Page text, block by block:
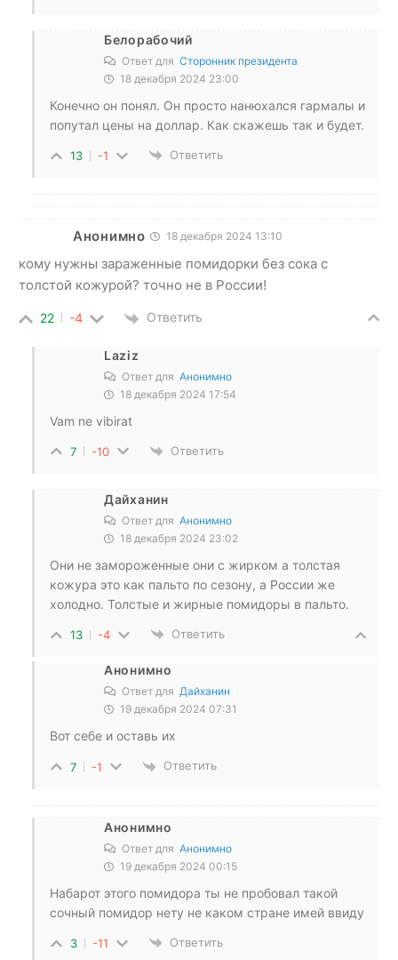
Белорабочий
Ответ для Сторонник президента
18 декабря 2024 23:00
Конечно он понял. Он просто нанюхался гармалы и
попутал цены на доллар. Как скажешь так и будет.
13 -1 Ответить
Анонимно 18 декабря 2024 13:10
кому нужны зараженные помидорки без сока с
толстой кожурой? точно не в России!
22 -4 Ответить
Laziz
Ответ для Анонимно
18 декабря 2024 17:54
Vam ne vibirat
7 -10 Ответить
Дайханин
Ответ для Анонимно
18 декабря 2024 23:02
Они не замороженные они с жирком а толстая
кожура это как пальто по сезону, а России же
холодно. Толстые и жирные помидоры в пальто.
13 -4 Ответить
Анонимно
Ответ для Дайханин
19 декабря 2024 07:31
Вот себе и оставь их
7 -1 Ответить
Анонимно
Ответ для Анонимно
19 декабря 2024 00:15
Набарот этого помидора ты не пробовал такой
сочный помидор нету не каком стране имей ввиду
3 -11 Ответить